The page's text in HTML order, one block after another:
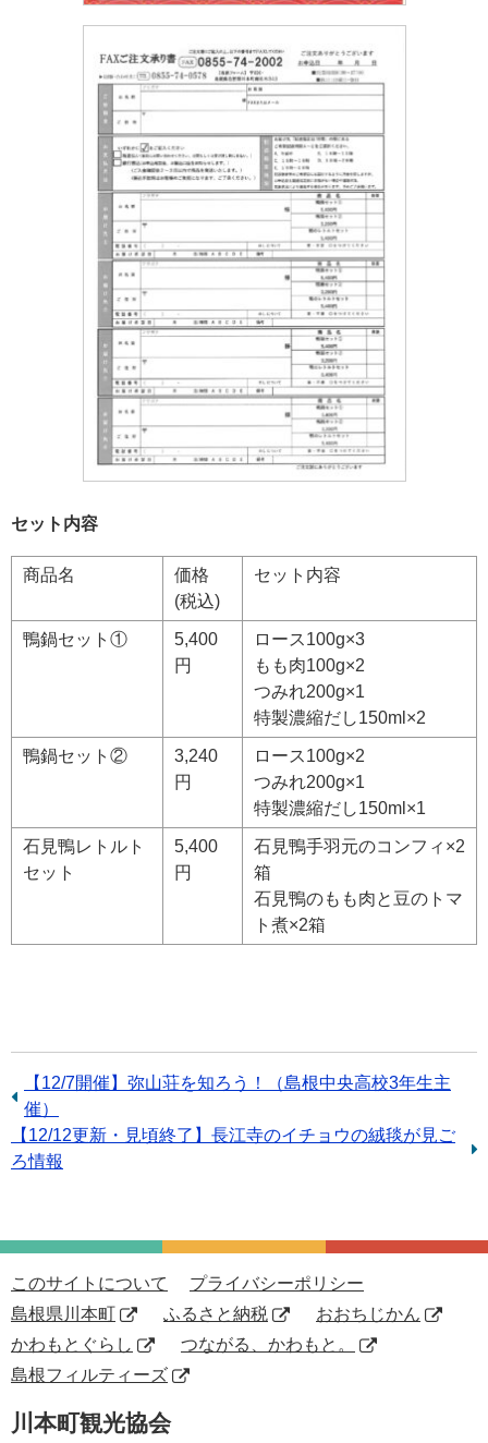
セット内容
商品名
価格
(税込)
セット内容
鴨鍋セット①
5,400
円
ロース100g×3
もも肉100g×2
つみれ200g×1
特製濃縮だし150ml×2
鴨鍋セット②
3,240
円
ロース100g×2
つみれ200g×1
特製濃縮だし150ml×1
石見鴨レトルト
セット
5,400
円
石見鴨手羽元のコンフィ×2
箱
石見鴨のもも肉と豆のトマ
ト煮×2箱
前
の
記
事：
【12/7開催】弥山荘を知ろう！（島根中央高校3年生主
催）
次
の
【12/12更新・見頃終了】長江寺のイチョウの絨毯が見ご
ろ情報
このサイトについて
プライバシーポリシー
島根県川本町
ふるさと納税
おおちじかん
かわもとぐらし
つながる、かわもと。
島根フィルティーズ
川本町観光協会